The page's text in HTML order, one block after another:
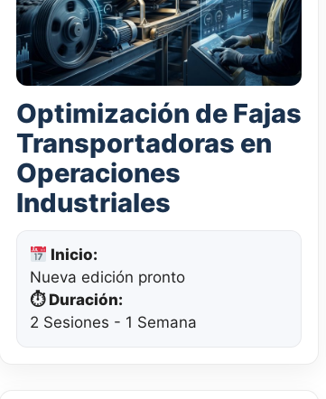
Optimización de Fajas
Transportadoras en
Operaciones
Industriales
Inicio:
Nueva edición pronto
⏱ Duración:
2 Sesiones - 1 Semana